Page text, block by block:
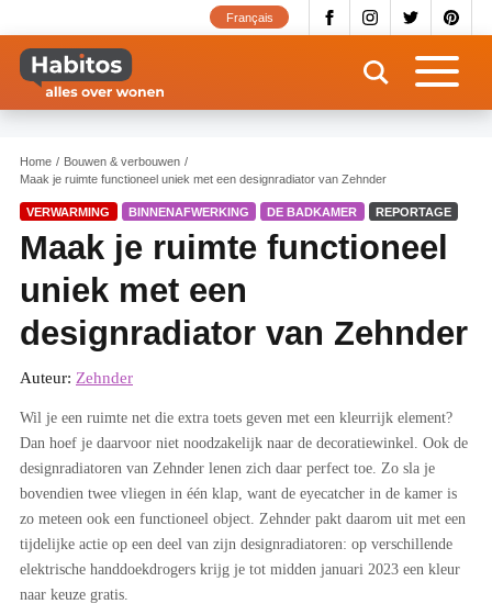
naar
inhoud
gaan
Français
Home
Bouwen & verbouwen
Maak je ruimte functioneel uniek met een designradiator van Zehnder
VERWARMING BINNENAFWERKING DE BADKAMER REPORTAGE
Maak je ruimte functioneel
uniek met een
designradiator van Zehnder
Auteur: Zehnder
Wil je een ruimte net die extra toets geven met een kleurrijk element?
Dan hoef je daarvoor niet noodzakelijk naar de decoratiewinkel. Ook de
designradiatoren van Zehnder lenen zich daar perfect toe. Zo sla je
bovendien twee vliegen in één klap, want de eyecatcher in de kamer is
zo meteen ook een functioneel object. Zehnder pakt daarom uit met een
tijdelijke actie op een deel van zijn designradiatoren: op verschillende
elektrische handdoekdrogers krijg je tot midden januari 2023 een kleur
naar keuze gratis.